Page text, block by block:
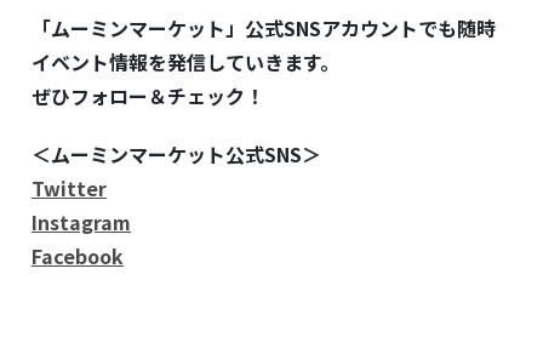
「ムーミンマーケット」公式SNSアカウントでも随時
イベント情報を発信していきます。
ぜひフォロー＆チェック！
＜ムーミンマーケット公式SNS＞
Twitter
Instagram
Facebook